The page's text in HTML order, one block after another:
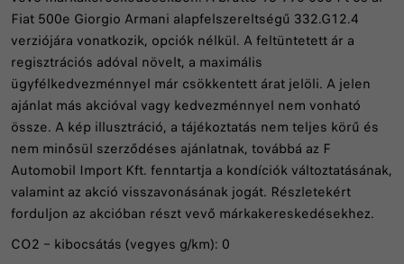
Fiat 500e Giorgio Armani alapfelszereltségű 332.G12.4
verziójára vonatkozik, opciók nélkül. A feltüntetett ár a
regisztrációs adóval növelt, a maximális
ügyfélkedvezménnyel már csökkentett árat jelöli. A jelen
ajánlat más akcióval vagy kedvezménnyel nem vonható
össze. A kép illusztráció, a tájékoztatás nem teljes körű és
nem minősül szerződéses ajánlatnak, továbbá az F
Automobil Import Kft. fenntartja a kondíciók változtatásának,
valamint az akció visszavonásának jogát. Részletekért
forduljon az akcióban részt vevő márkakereskedésekhez.
CO2 – kibocsátás (vegyes g/km): 0